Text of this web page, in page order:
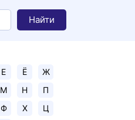
Найти
Е Ё
Ж
М Н
П
Ф Х
Ц